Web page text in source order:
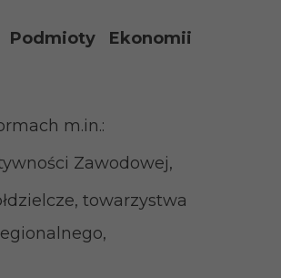
Ekonomii
m.in.:
Zawodowej,
towarzystwa